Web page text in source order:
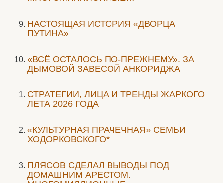
НАСТОЯЩАЯ ИСТОРИЯ «ДВОРЦА
ПУТИНА»
«ВСЁ ОСТАЛОСЬ ПО-ПРЕЖНЕМУ». ЗА
ДЫМОВОЙ ЗАВЕСОЙ АНКОРИДЖА
СТРАТЕГИИ, ЛИЦА И ТРЕНДЫ ЖАРКОГО
ЛЕТА 2026 ГОДА
«КУЛЬТУРНАЯ ПРАЧЕЧНАЯ» СЕМЬИ
ХОДОРКОВСКОГО*
ПЛЯСОВ СДЕЛАЛ ВЫВОДЫ ПОД
ДОМАШНИМ АРЕСТОМ.